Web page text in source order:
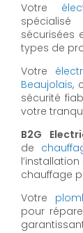
Votre
sécurisées
types de
Votre
Beaujolais,
sécurité
votre
B2G
de
chauffage
Votre
pour